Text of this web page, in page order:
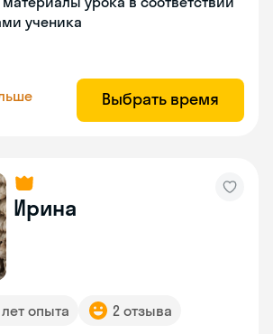
ученика
Выбрать время
Ирина
опыта 2 отзыва